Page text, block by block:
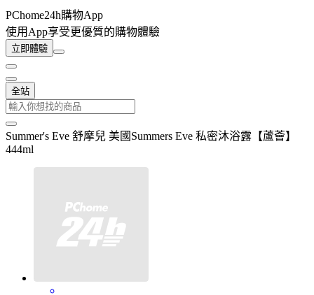
PChome24h購物App
使用App享受更優質的購物體驗
立即體驗
全站
Summer's Eve 舒摩兒 美國Summers Eve 私密沐浴露【蘆薈】
444ml